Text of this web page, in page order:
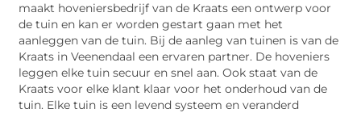
maakt hoveniersbedrijf van de Kraats een ontwerp voor
de tuin en kan er worden gestart gaan met het
aanleggen van de tuin. Bij de aanleg van tuinen is van de
Kraats in Veenendaal een ervaren partner. De hoveniers
leggen elke tuin secuur en snel aan. Ook staat van de
Kraats voor elke klant klaar voor het onderhoud van de
tuin. Elke tuin is een levend systeem en veranderd